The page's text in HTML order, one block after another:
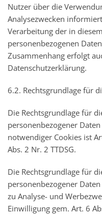
Nutzer über die
Analysezwecken
Verarbeitung der in
personenbezogenen
Zusammenhang erfolgt
Datenschutzerklärung.
6.2. Rechtsgrundlage für
Die Rechtsgrundlage für
personenbezogener
notwendiger Cookies ist
Abs. 2 Nr. 2 TTDSG.
Die Rechtsgrundlage für
personenbezogener
zu Analyse- und
Einwilligung gem. Art. 6